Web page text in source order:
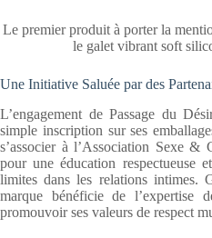
Le premier produit à porter la
le galet vibrant soft
Une Initiative Saluée par des
L’engagement de Passage du
simple inscription sur ses
s’associer à l’Association Sexe &
pour une éducation respectueuse
limites dans les relations intimes.
marque bénéficie de l’expertise
promouvoir ses valeurs de respect